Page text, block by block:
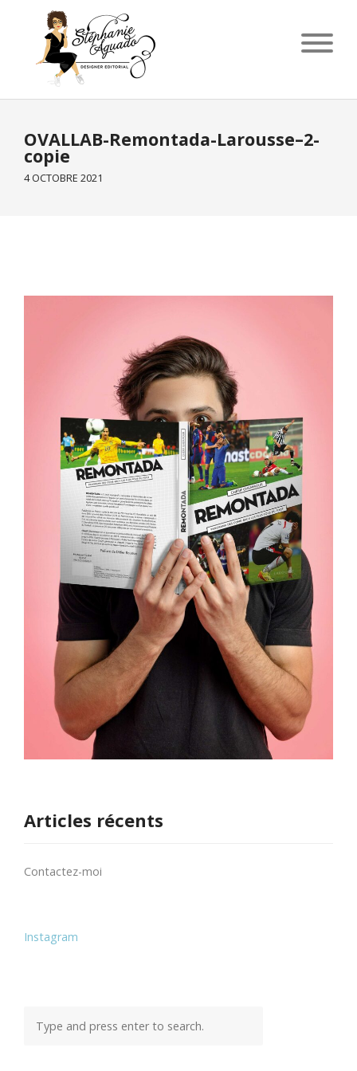
OVALLAB-Remontada-Larousse–2-
copie
4 OCTOBRE 2021
Articles récents
Contactez-moi
Instagram